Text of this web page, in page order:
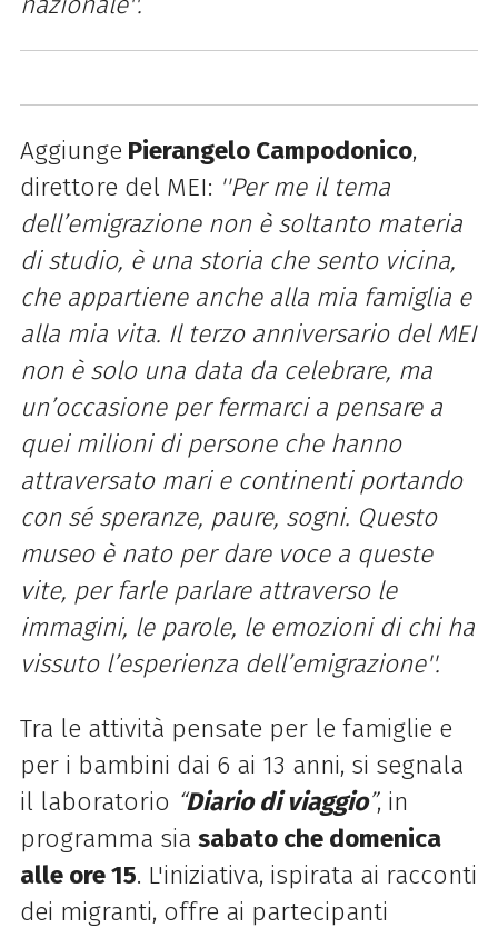
Aggiunge Pierangelo Campodonico,
direttore del MEI: ''Per me il tema
dell’emigrazione non è soltanto materia
di studio, è una storia che sento vicina,
che appartiene anche alla mia famiglia e
alla mia vita. Il terzo anniversario del MEI
non è solo una data da celebrare, ma
un’occasione per fermarci a pensare a
quei milioni di persone che hanno
attraversato mari e continenti portando
con sé speranze, paure, sogni. Questo
museo è nato per dare voce a queste
vite, per farle parlare attraverso le
immagini, le parole, le emozioni di chi ha
vissuto l’esperienza dell’emigrazione''.
Tra le attività pensate per le famiglie e
per i bambini dai 6 ai 13 anni, si segnala
il laboratorio “Diario di viaggio”, in
programma sia sabato che domenica
alle ore 15. L'iniziativa, ispirata ai racconti
dei migranti, offre ai partecipanti